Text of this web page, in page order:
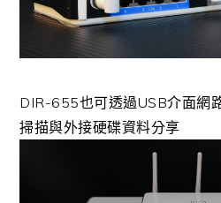
DIR-655也可透過USB介面網
掃描與外接硬碟資料分享